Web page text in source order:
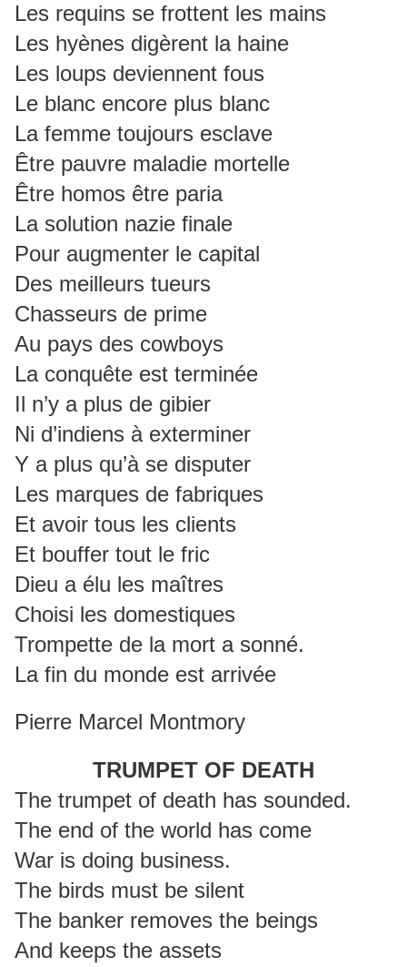
Les requins se frottent les mains
Les hyènes digèrent la haine
Les loups deviennent fous
Le blanc encore plus blanc
La femme toujours esclave
Être pauvre maladie mortelle
Être homos être paria
La solution nazie finale
Pour augmenter le capital
Des meilleurs tueurs
Chasseurs de prime
Au pays des cowboys
La conquête est terminée
Il n’y a plus de gibier
Ni d’indiens à exterminer
Y a plus qu’à se disputer
Les marques de fabriques
Et avoir tous les clients
Et bouffer tout le fric
Dieu a élu les maîtres
Choisi les domestiques
Trompette de la mort a sonné.
La fin du monde est arrivée
Pierre Marcel Montmory
TRUMPET OF DEATH
The trumpet of death has sounded.
The end of the world has come
War is doing business.
The birds must be silent
The banker removes the beings
And keeps the assets